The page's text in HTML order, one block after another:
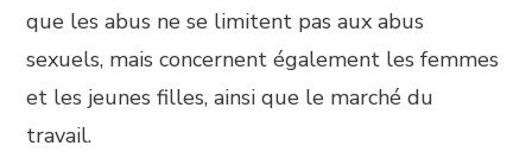
que les abus ne se limitent pas aux abus
sexuels, mais concernent également les femmes
et les jeunes filles, ainsi que le marché du
travail.